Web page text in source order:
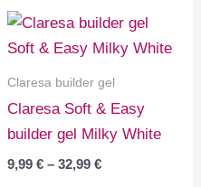
Claresa builder gel
Claresa Soft & Easy
builder gel Milky White
9,99 € – 32,99 €
Raspon
cijena:
od
do
32,99 €
Ovaj
proizvod